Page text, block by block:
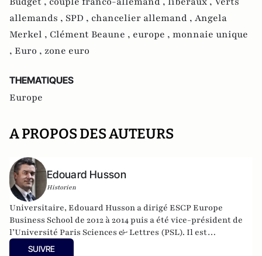
allemands , SPD , chancelier allemand , Angela
Merkel , Clément Beaune , europe , monnaie unique
, Euro , zone euro
THEMATIQUES
Europe
A PROPOS DES AUTEURS
Edouard Husson
Historien
Universitaire, Edouard Husson a dirigé ESCP Europe
Business School de 2012 à 2014puis a été vice-président de
l’Université Paris Sciences & Lettres (PSL). Il est
actuellement professeur à l’Institut Franco-Allemand
SUIVRE